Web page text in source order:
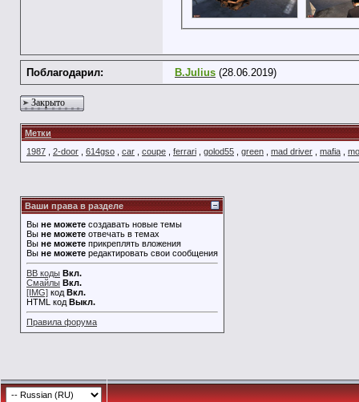
Поблагодарил: B.Julius (28.06.2019)
Закрыто
Метки
1987
2-door 614gso car coupe ferrari golod55 green mad driver mafia
Ваши права в разделе
Вы не можете создавать новые темы
Вы не можете отвечать в темах
Вы не можете прикреплять вложения
Вы не можете редактировать свои сообщения
BB коды Вкл.
Смайлы Вкл.
[IMG] код Вкл.
HTML код Выкл.
Правила форума